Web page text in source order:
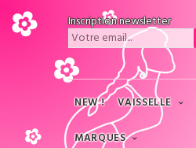
Inscription newsletter
NEW ! VAISSELLE
MARQUES